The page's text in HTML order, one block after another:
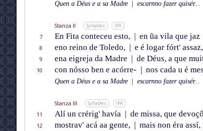
Quen a Déus e a sa Madre
escarnno fazer quisér...
Stanza II Syllables IPA
7 En Fita conteceu esto, | en ũa vila que jaz
8
eno reino de Toledo, | e é logar fórt' assaz,
9
ena eigreja da Madre | de Déus, a que
10
con nósso ben e acórre- | nos cada u é
Quen a Déus e a sa Madre
escarnno fazer quisér...
Stanza III Syllables IPA
11 Alí un crérig' havía | de missa, que
12
mostrav' acá aa gente, | mais non éra assí,